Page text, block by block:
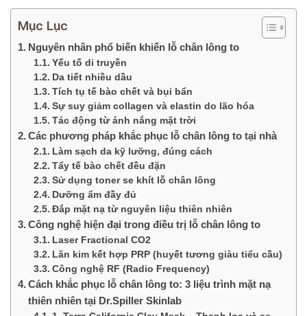
Mục Lục
Nguyên nhân phổ biến khiến lỗ chân lông to
Yếu tố di truyền
Da tiết nhiều dầu
Tích tụ tế bào chết và bụi bẩn
Sự suy giảm collagen và elastin do lão hóa
Tác động từ ánh nắng mặt trời
Các phương pháp khắc phục lỗ chân lông to tại nhà
Làm sạch da kỹ lưỡng, đúng cách
Tẩy tế bào chết đều đặn
Sử dụng toner se khít lỗ chân lông
Dưỡng ẩm đầy đủ
Đắp mặt nạ từ nguyên liệu thiên nhiên
Công nghệ hiện đại trong điều trị lỗ chân lông to
Laser Fractional CO2
Lăn kim kết hợp PRP (huyết tương giàu tiểu cầu)
Công nghệ RF (Radio Frequency)
Cách khắc phục lỗ chân lông to: 3 liệu trình mặt nạ
thiên nhiên tại Dr.Spiller Skinlab